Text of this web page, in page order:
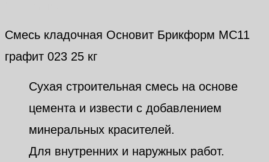
Смесь кладочная Основит Брикформ МС11
графит 023 25 кг
Сухая строительная смесь на основе
цемента и извести с добавлением
минеральных красителей.
Для внутренних и наружных работ.